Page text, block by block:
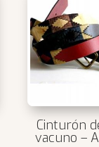
Cinturón
vacuno –